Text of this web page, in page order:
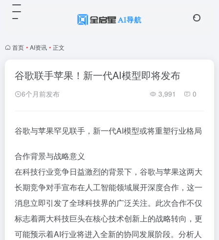
首页 • AI资讯 • 正文
谷歌联手苹果！新一代AI模型即将发布
6个月前发布 3,991 0
谷歌与苹果罕见联手，新一代AI模型或将重塑行业格局
合作背景与战略意义
在科技行业竞争日益激烈的背景下，谷歌与苹果这两大
长期竞争对手宣布在人工智能领域展开深度合作，这一
消息立即引发了全球科技界的广泛关注。此次合作不仅
标志着两大科技巨头在核心技术创新上的战略转向，更
可能预示着AI行业将进入全新的协同发展阶段。分析人